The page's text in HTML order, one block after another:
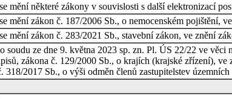
mění některé zákony v souvislosti s další elektronizací
mění zákon č. 187/2006 Sb., o nemocenském pojištění,
mění zákon č. 283/2021 Sb., stavební zákon, ve znění
soudu ze dne 9. května 2023 sp. zn. Pl. ÚS 22/22 ve
zákona č. 129/2000 Sb., o krajích (krajské zřízení),
318/2017 Sb., o výši odměn členů zastupitelstev